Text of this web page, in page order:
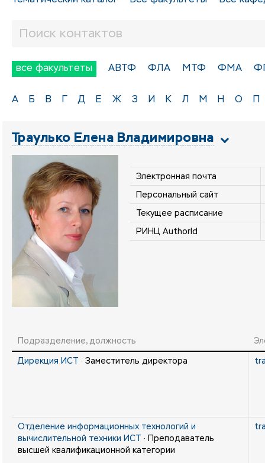
все факультеты АВТФ ФЛА МТФ ФМА
А Б В Г Д Е Ж З И К Л М Н О П
Траулько Елена Владимировна
Электронная почта
Персональный сайт
Текущее расписание
РИНЦ AuthorId
Подразделение, должность
Дирекция ИСТ · Заместитель директора
Отделение информационных технологий и
вычислительной техники ИСТ · Преподаватель
высшей квалификационной категории